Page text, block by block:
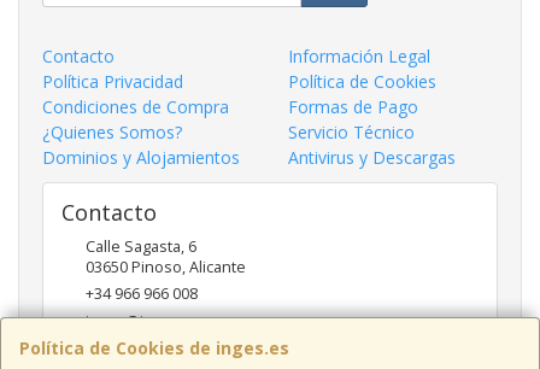
Política de Cookies de inges.es
Contacto
Información Legal
Política Privacidad
Política de Cookies
Condiciones de Compra
Formas de Pago
¿Quienes Somos?
Servicio Técnico
Dominios y Alojamientos
Antivirus y Descargas
Contacto
Calle Sagasta, 6
03650Pinoso,Alicante
+34 966 966 008
inges@inges.es